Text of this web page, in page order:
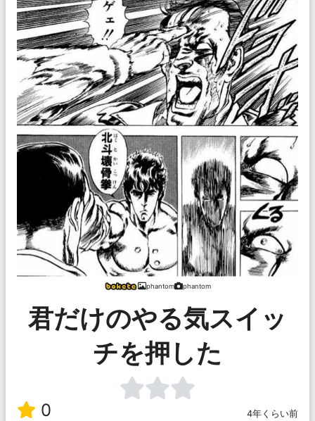
phantom phantom
君だけのやる気スイッ
チを押した
0 4年くらい前